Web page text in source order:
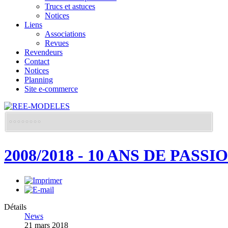
Trucs et astuces
Notices
Liens
Associations
Revues
Revendeurs
Contact
Notices
Planning
Site e-commerce
2008/2018 - 10 ANS DE
Détails
News
21 mars 2018